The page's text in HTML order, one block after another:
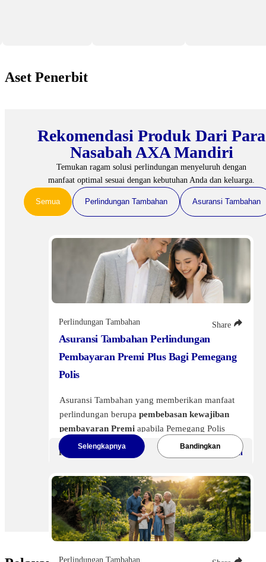
Aset Penerbit
Rekomendasi Produk Dari Para
Nasabah AXA Mandiri
Temukan ragam solusi perlindungan menyeluruh dengan
manfaat optimal sesuai dengan kebutuhan Anda dan keluarga.
Semua Perlindungan Tambahan Asuransi Tambahan
Perlindungan Tambahan Share
Asuransi Tambahan Perlindungan
Pembayaran Premi Plus Bagi Pemegang
Polis
Asuransi Tambahan yang memberikan manfaat
perlindungan berupa pembebasan kewajiban
pembayaran Premiapabila Pemegang Polis
meninggal dunia, mengalami Cacat Tetap
Total, atau terdiagnosa Penyakit Kritis,
Tersedia dalam 2 pilihan plan sesuai kebutuhan
perlindungan Anda. Melangkah Pasti bersama
Asuransi Tambahan Perlindungan Pembayaran
Premi Plus bagi Pemegang Polis, tenang
Premi Mulai Dapat disesuaikan
Selengkapnya Bandingkan
Perlindungan Tambahan